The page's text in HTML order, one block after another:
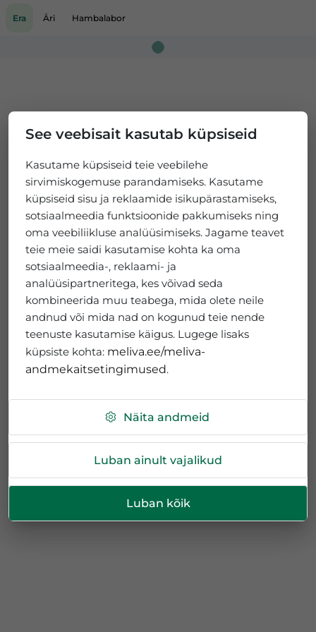
See veebisait kasutab küpsiseid
Kasutame küpsiseid teie veebilehe
sirvimiskogemuse parandamiseks. Kasutame
küpsiseid sisu ja reklaamide isikupärastamiseks,
sotsiaalmeedia funktsioonide pakkumiseks ning
oma veebiliikluse analüüsimiseks. Jagame teavet
teie meie saidi kasutamise kohta ka oma
sotsiaalmeedia-, reklaami- ja
analüüsipartneritega, kes võivad seda
kombineerida muu teabega, mida olete neile
andnud või mida nad on kogunud teie nende
teenuste kasutamise käigus. Lugege lisaks
küpsiste kohta: meliva.ee/meliva-
andmekaitsetingimused.
Näita andmeid
Luban ainult vajalikud
Luban kõik
Era Äri Hambalabor
Loading...